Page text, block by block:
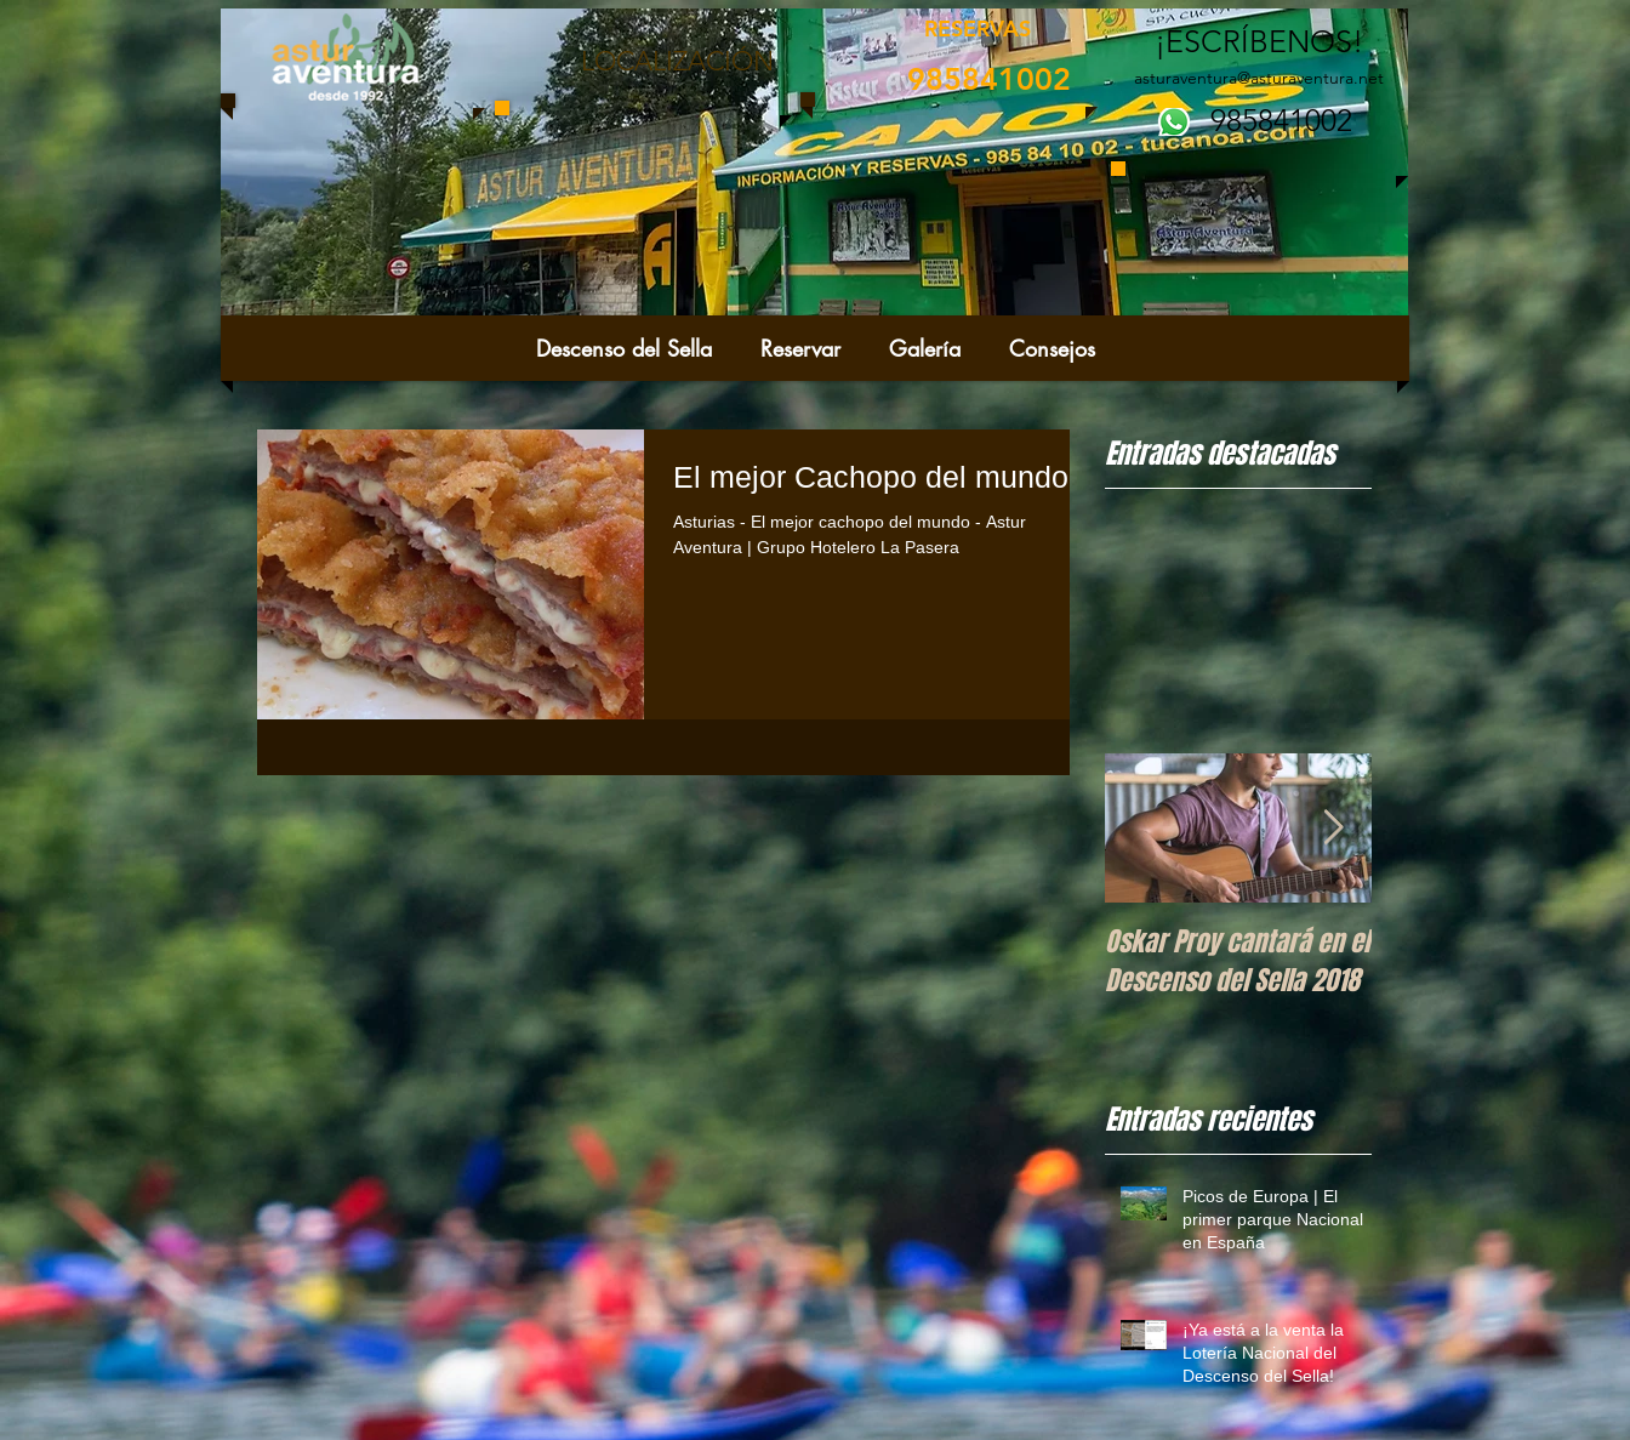
¡ESCRÍBENOS!
asturaventura@asturaventura.net
985841002
LOCALIZACIÓN
RESERVAS
985841002
Descenso del Sella Reservar Galería Consejos
El mejor Cachopo del mundo
Asturias - El mejor cachopo del mundo - Astur
Aventura | Grupo Hotelero La Pasera
Entradas destacadas
Oskar Proy cantará en el
Descenso del Sella 2018
El Descenso del Sella
espera este 2018 a
McGregor, un Pro del
Piragüismo mundial.
Entradas recientes
Picos de Europa | El
primer parque Nacional
en España
¡Ya está a la venta la
Lotería Nacional del
Descenso del Sella!